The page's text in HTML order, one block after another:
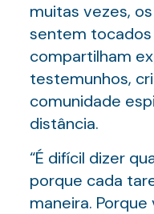
muitas vezes,
sentem
compartilham
testemunhos,
comunidade
distância.
“É difícil dizer
porque cada
maneira.